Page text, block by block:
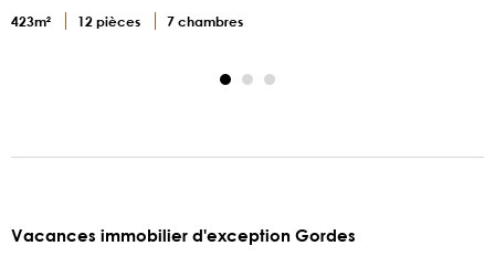
423m² 12 pièces 7 chambres
Vacances immobilier d'exception Gordes